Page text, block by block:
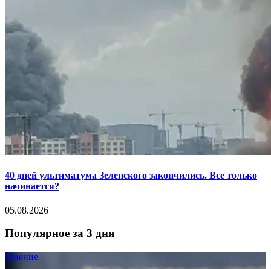
40 дней ультиматума Зеленского закончились. Все только
начинается?
05.08.2026
Популярное за 3 дня
Мнение